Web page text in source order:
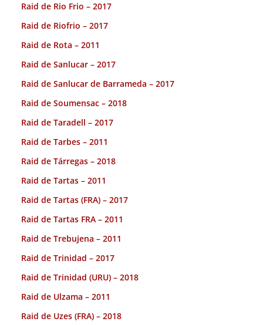
Raid de Rio Frio – 2017
Raid de Riofrio – 2017
Raid de Rota – 2011
Raid de Sanlucar – 2017
Raid de Sanlucar de Barrameda – 2017
Raid de Soumensac – 2018
Raid de Taradell – 2017
Raid de Tarbes – 2011
Raid de Tárregas – 2018
Raid de Tartas – 2011
Raid de Tartas (FRA) – 2017
Raid de Tartas FRA – 2011
Raid de Trebujena – 2011
Raid de Trinidad – 2017
Raid de Trinidad (URU) – 2018
Raid de Ulzama – 2011
Raid de Uzes (FRA) – 2018